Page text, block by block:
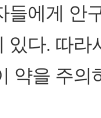
들에게 안
있다. 따
약을 주의